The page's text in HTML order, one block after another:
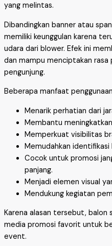
yang melintas.
Dibandingkan banner atau
memiliki keunggulan karena
udara dari blower. Efek ini
dan mampu menciptakan rasa
pengunjung.
Beberapa manfaat
Menarik perhatian dari
Membantu
Memperkuat visibilitas
Memudahkan identifikasi
Cocok untuk promosi
panjang.
Menjadi elemen visual
Mendukung kegiatan
Karena alasan tersebut, balon
media promosi favorit untuk
event.